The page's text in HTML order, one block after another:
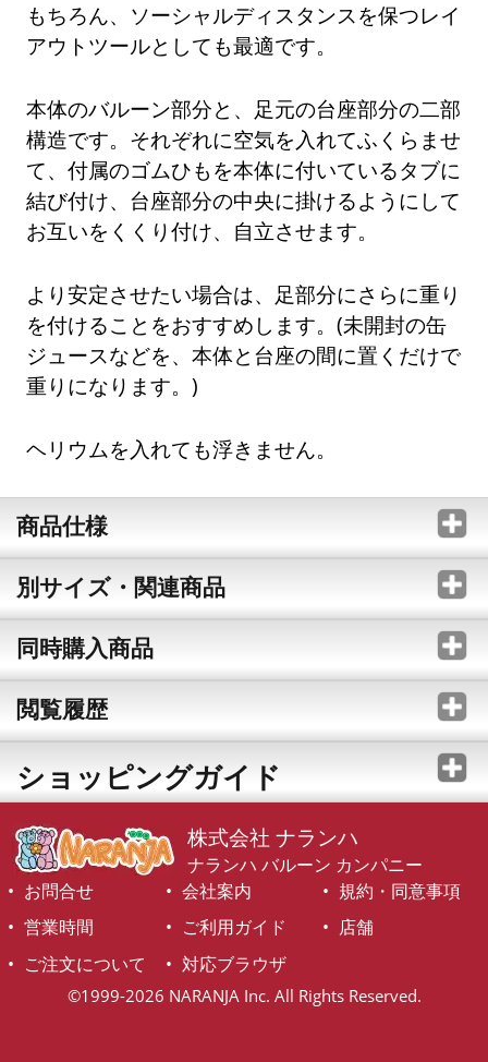
もちろん、ソーシャルディスタンスを保つレイ
アウトツールとしても最適です。
本体のバルーン部分と、足元の台座部分の二部
構造です。それぞれに空気を入れてふくらませ
て、付属のゴムひもを本体に付いているタブに
結び付け、台座部分の中央に掛けるようにして
お互いをくくり付け、自立させます。
より安定させたい場合は、足部分にさらに重り
を付けることをおすすめします。(未開封の缶
ジュースなどを、本体と台座の間に置くだけで
重りになります。)
ヘリウムを入れても浮きません。
商品仕様
別サイズ・関連商品
同時購入商品
閲覧履歴
ショッピングガイド
株式会社 ナランハ
ナランハ バルーン カンパニー
お問合せ
会社案内
規約・同意事項
営業時間
ご利用ガイド
店舗
ご注文について
対応ブラウザ
©1999-2026 NARANJA Inc. All Rights Reserved.